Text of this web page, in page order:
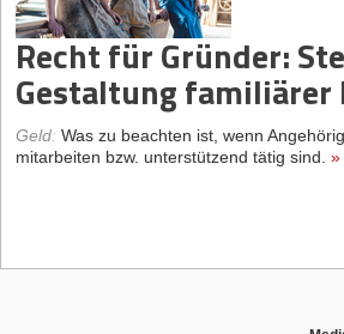
Recht für Gründer:
Gestaltung
Geld: Was zu beachten ist, wenn
mitarbeiten bzw. unterstützend tätig sind. »